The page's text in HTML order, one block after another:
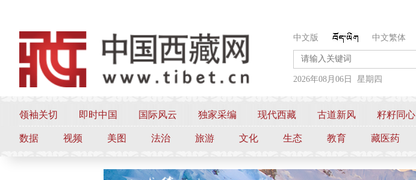
中文版 中文繁体
2026年08月06日 星期四
领袖关切 即时中国 国际风云 独家采编 现代西藏 古道新风 籽籽同心
数据 视频 美图 法治 旅游 文化 生态 教育 藏医药